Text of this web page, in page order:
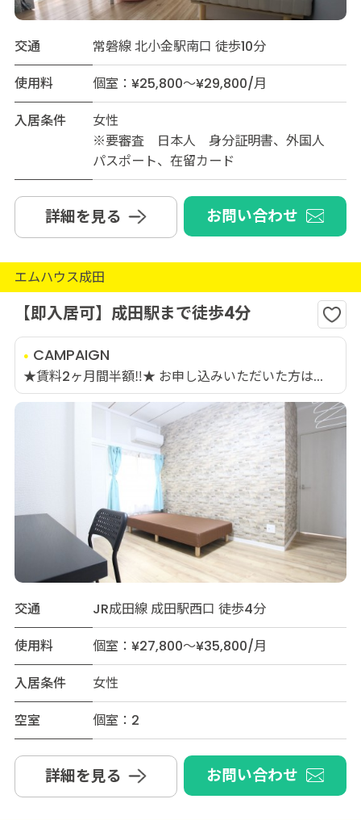
交通
常磐線 北小金駅南口 徒歩10分
使用料
個室：¥25,800～¥29,800/月
入居条件
女性
※要審査 日本人 身分証明書、外国人
パスポート、在留カード
詳細を見る お問い合わせ
エムハウス成田
【即入居可】成田駅まで徒歩4分
CAMPAIGN
★賃料2ヶ月間半額‼★ お申し込みいただいた方は...
交通
JR成田線 成田駅西口 徒歩4分
使用料
個室：¥27,800～¥35,800/月
入居条件
女性
空室
個室：2
詳細を見る お問い合わせ